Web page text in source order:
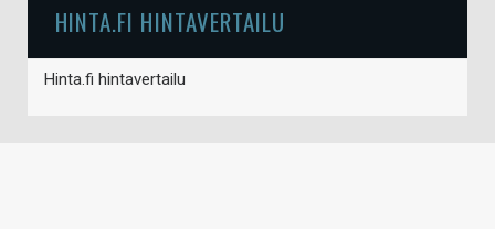
HINTA.FI HINTAVERTAILU
Hinta.fi hintavertailu